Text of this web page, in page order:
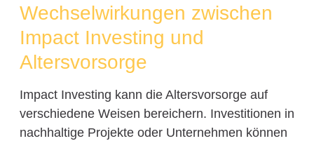
Wechselwirkungen zwischen
Impact Investing und
Altersvorsorge
Impact Investing kann die Altersvorsorge auf
verschiedene Weisen bereichern. Investitionen in
nachhaltige Projekte oder Unternehmen können